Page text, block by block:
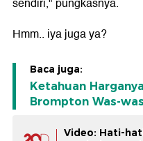
Hmm.. iya juga ya?
Baca juga:
Ketahuan
Brompton Was-
Video: Hati-